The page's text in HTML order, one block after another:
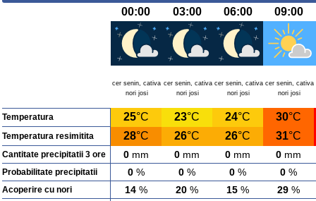
00:00 03:00 06:00 09:00
cer senin, cativa
nori josi
cer senin, cativa
nori josi
cer senin, cativa
nori josi
cer senin, cativa
nori josi
Temperatura 25°C 23°C 24°C 30°C
Temperatura resimitita 28°C 26°C 26°C 31°C
Cantitate precipitatii 3 ore 0 mm 0 mm 0 mm 0 mm
Probabilitate precipitatii 0 % 0 % 0 % 0 %
Acoperire cu nori 14 % 20 % 15 % 29 %